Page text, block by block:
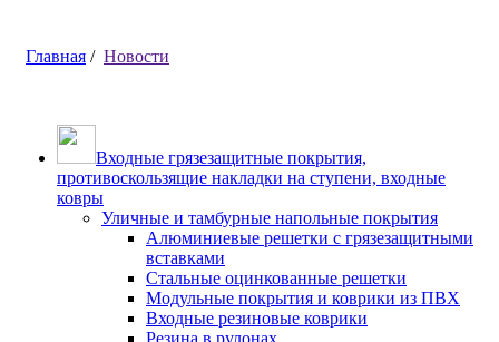
Главная / Новости
Входные грязезащитные покрытия,
противоскользящие накладки на ступени, входные
ковры
Уличные и тамбурные напольные покрытия
Алюминиевые решетки с грязезащитными
вставками
Стальные оцинкованные решетки
Модульные покрытия и коврики из ПВХ
Входные резиновые коврики
Резина в рулонах